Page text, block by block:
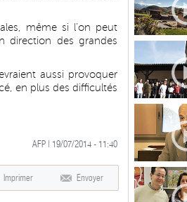
même si l'on peut
direction des grandes
aussi provoquer
en plus des difficultés
AFP | 19/07/2014 - 11:40
Imprimer Envoyer